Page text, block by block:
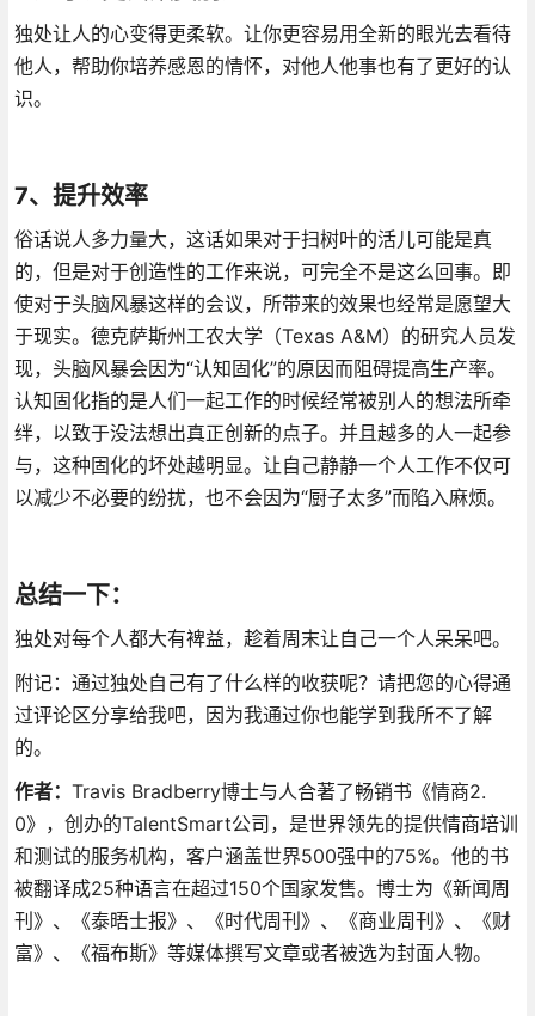
独处让人的心变得更柔软。让你更容易用全新的眼光去看待
他人，帮助你培养感恩的情怀，对他人他事也有了更好的认
识。
7、提升效率
俗话说人多力量大，这话如果对于扫树叶的活儿可能是真
的，但是对于创造性的工作来说，可完全不是这么回事。即
使对于头脑风暴这样的会议，所带来的效果也经常是愿望大
于现实。德克萨斯州工农大学（Texas A&M）的研究人员发
现，头脑风暴会因为“认知固化”的原因而阻碍提高生产率。
认知固化指的是人们一起工作的时候经常被别人的想法所牵
绊，以致于没法想出真正创新的点子。并且越多的人一起参
与，这种固化的坏处越明显。让自己静静一个人工作不仅可
以减少不必要的纷扰，也不会因为“厨子太多”而陷入麻烦。
总结一下：
独处对每个人都大有裨益，趁着周末让自己一个人呆呆吧。
附记：通过独处自己有了什么样的收获呢？请把您的心得通
过评论区分享给我吧，因为我通过你也能学到我所不了解
的。
作者： Travis Bradberry博士与人合著了畅销书《情商2.
0》，创办的TalentSmart公司，是世界领先的提供情商培训
和测试的服务机构，客户涵盖世界500强中的75%。他的书
被翻译成25种语言在超过150个国家发售。博士为《新闻周
刊》、《泰晤士报》、《时代周刊》、《商业周刊》、《财
富》、《福布斯》等媒体撰写文章或者被选为封面人物。